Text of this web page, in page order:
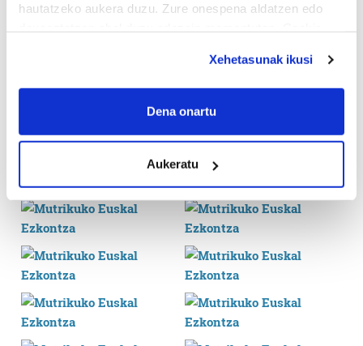
hautatzeko aukera duzu. Zure onespena aldatzen edo
If you allow, we would also like to:
Collect information about your geographical
Identify your device by actively scanning it for
specific characteristics (fingerprinting)
Find out more about how your personal data is processed
and set your preferences in thedetails section
teknologia erabiliz, cookieak adibidez, iragarki eta eduki
pertsonalizatuak eskaintzeko, iragarkiak eta edukia
Xehetasunak ikusi
Dena onartu
Aukeratu